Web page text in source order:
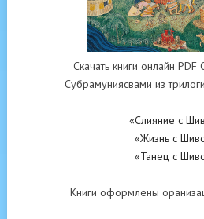
Скачать книги онлайн
Субрамуниясвами из
«Слияние с
«Жизнь с
«Танец с
Книги оформлены